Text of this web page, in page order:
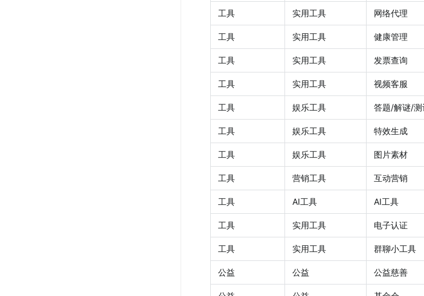
工具 实用工具 网络代理
工具 实用工具 健康管理
工具 实用工具 发票查询
工具 实用工具 视频客服
工具 娱乐工具 答题/解谜/测
工具 娱乐工具 特效生成
工具 娱乐工具 图片素材
工具 营销工具 互动营销
工具 AI工具 AI工具
工具 实用工具 电子认证
工具 实用工具 群聊小工具
公益 公益 公益慈善